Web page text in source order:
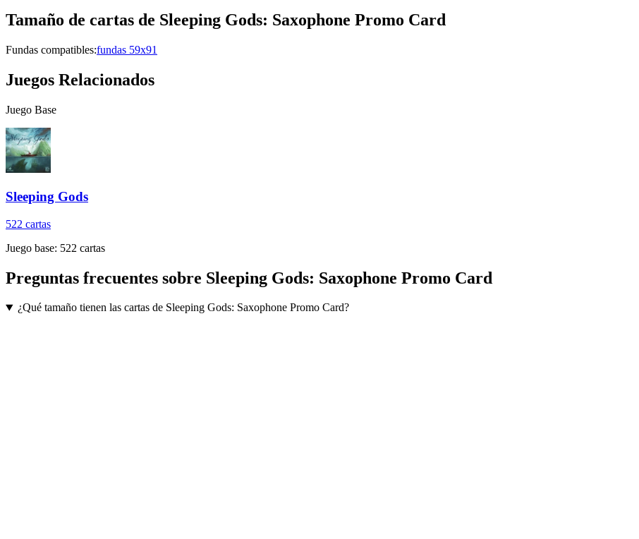
Tamaño de cartas de Sleeping Gods: Saxophone Promo Card
Fundas compatibles:fundas 59x91
Juegos Relacionados
Juego Base
Sleeping Gods
522 cartas
Juego base: 522 cartas
Preguntas frecuentes sobre Sleeping Gods: Saxophone Promo Card
¿Qué tamaño tienen las cartas de Sleeping Gods: Saxophone Promo Card?